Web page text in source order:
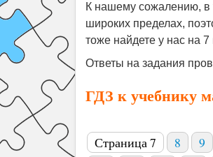
К нашему сожалению, в
широких пределах,
тоже найдете у нас на 7
Ответы на задания
ГДЗ к учебнику
Страница 7 8 9